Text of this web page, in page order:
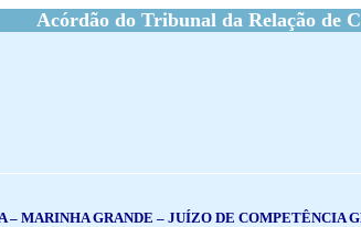
Acórdão do Tribunal da Relação de
MARINHA GRANDE – JUÍZO DE COMPETÊNCIA